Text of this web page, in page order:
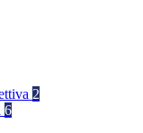
2
6